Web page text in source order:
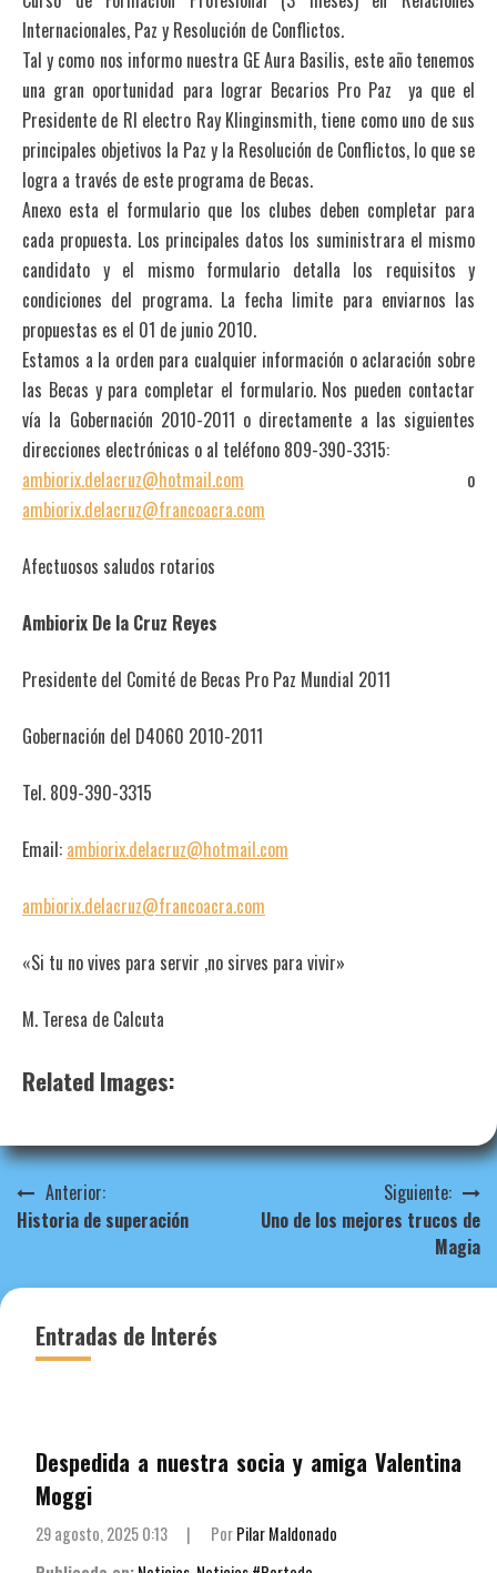
Internacionales, Paz y Resolución de Conflictos.
Tal y como nos informo nuestra GE Aura Basilis, este año tenemos
una gran oportunidad para lograr Becarios Pro Paz ya que el
Presidente de RI electro Ray Klinginsmith, tiene como uno de sus
principales objetivos la Paz y la Resolución de Conflictos, lo que se
logra a través de este programa de Becas.
Anexo esta el formulario que los clubes deben completar para
cada propuesta. Los principales datos los suministrara el mismo
candidato y el mismo formulario detalla los requisitos y
condiciones del programa. La fecha limite para enviarnos las
propuestas es el 01 de junio 2010.
Estamos a la orden para cualquier información o aclaración sobre
las Becas y para completar el formulario. Nos pueden contactar
vía la Gobernación 2010-2011 o directamente a las siguientes
direcciones electrónicas o al teléfono 809-390-3315:
ambiorix.delacruz@hotmail.com o
ambiorix.delacruz@francoacra.com
Afectuosos saludos rotarios
Ambiorix De la Cruz Reyes
Presidente del Comité de Becas Pro Paz Mundial 2011
Gobernación del D4060 2010-2011
Tel. 809-390-3315
Email: ambiorix.delacruz@hotmail.com
ambiorix.delacruz@francoacra.com
«Si tu no vives para servir ,no sirves para vivir»
M. Teresa de Calcuta
Related Images:
Navegación
de
entradas
Anterior:
Historia de superación
Siguiente:
Uno de los mejores trucos de
Magia
Entradas de Interés
Despedida a nuestra socia y amiga Valentina
Moggi
29 agosto, 2025 0:13 | PorPilar Maldonado